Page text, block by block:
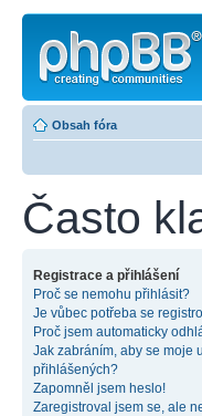
Obsah fóra
Často
Registrace a přihlášení
Proč se nemohu přihlásit?
Je vůbec potřeba se
Proč jsem automaticky
Jak zabráním, aby se moje
přihlášených?
Zapomněl jsem heslo!
Zaregistroval jsem se, ale